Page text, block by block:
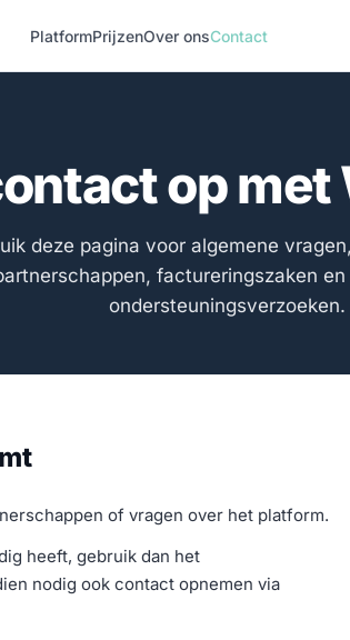
PlatformPrijzenOver onsContact
op met
deze pagina voor algemene
factureringszaken
ondersteuningsverzoeken.
of vragen over het platform.
heeft, gebruik dan het
nodig ook contact opnemen via